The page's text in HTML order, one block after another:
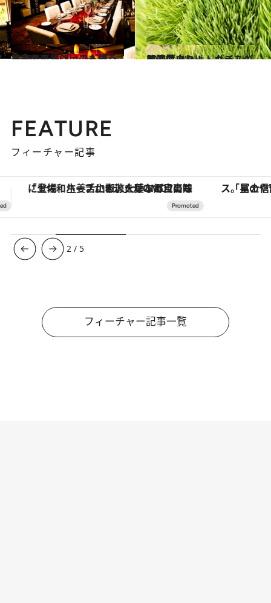
2012.11.17
予約でいっぱいの人気シェフの店とシェフも通うマーケット
旅＆お出かけ 2013.1.20
即効性あり！ カイムキの濃厚ウィートグラスジュース
旅＆お出かけ
FEATURE
フィーチャー記事
「星のや富士」でデジタルデトックス。冨士信仰の歴史を辿り、心身を調える。 【銀座で出合う最旬美容】美髪ケアや上質
3 / 5
フィーチャー記事一覧